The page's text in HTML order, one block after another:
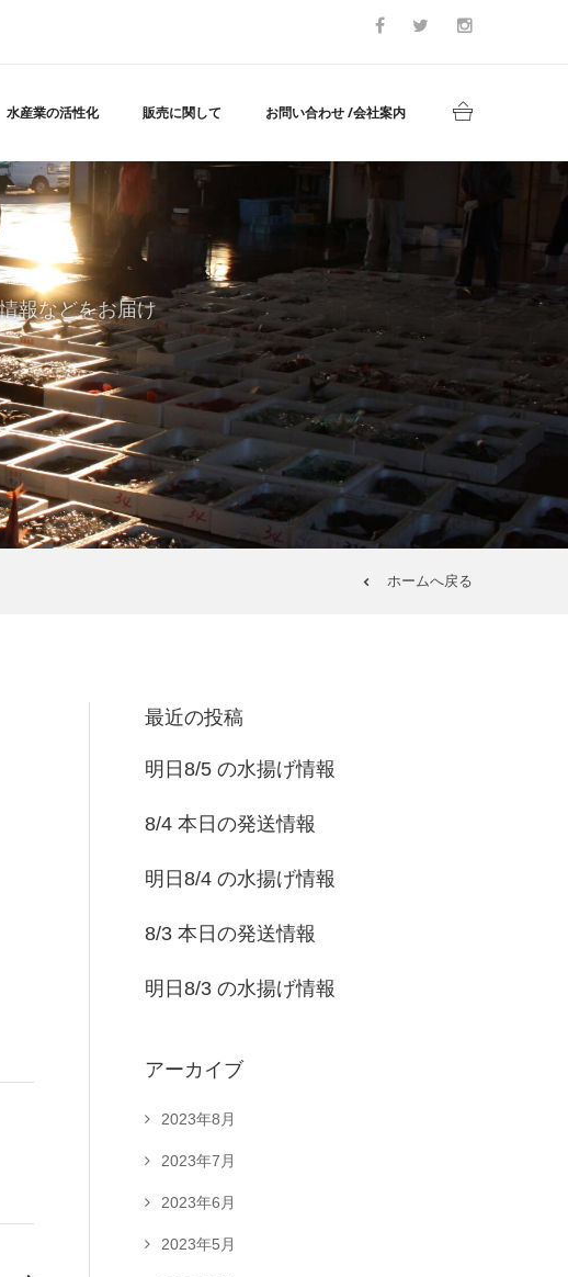
水産業の活性化 販売に関して お問い合わせ /会社案内
報などをお届け
ホームへ戻る
最近の投稿
明日8/5 の水揚げ情報
8/4 本日の発送情報
明日8/4 の水揚げ情報
8/3 本日の発送情報
明日8/3 の水揚げ情報
アーカイブ
2023年8月
2023年7月
2023年6月
2023年5月